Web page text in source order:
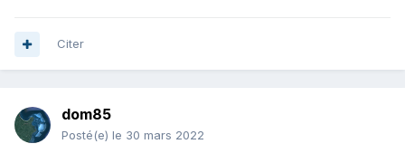
Citer
dom85
Posté(e) le 30 mars 2022